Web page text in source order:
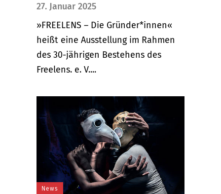
27. Januar 2025
»FREELENS – Die Gründer*innen«
heißt eine Ausstellung im Rahmen
des 30-jährigen Bestehens des
Freelens. e. V....
News